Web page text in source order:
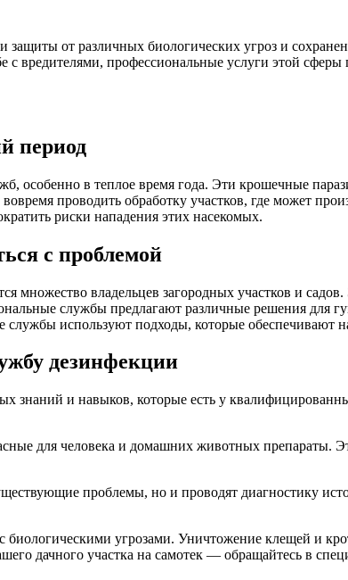
защиты от различных биологических угроз и
вредителями, профессиональные услуги этой
период
особенно в теплое время года. Эти крошечные
проводить обработку участков, где может
риски нападения этих насекомых.
с проблемой
множество владельцев загородных участков и
службы предлагают различные решения для
используют подходы, которые обеспечивают
дезинфекции
знаний и навыков, которые есть у
для человека и домашних животных препараты.
проблемы, но и проводят диагностику
угрозами. Уничтожение клещей и
дачного участка на самотек — обращайтесь в